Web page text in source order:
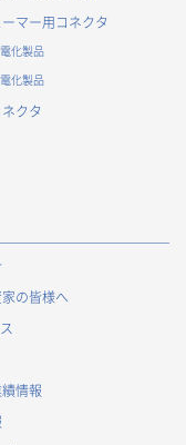
報の管理のため
ト調査等への協力依
のため
のある当局の法令に
マー用コネクタ
化製品
化製品
クタ
の皆様へ
情報